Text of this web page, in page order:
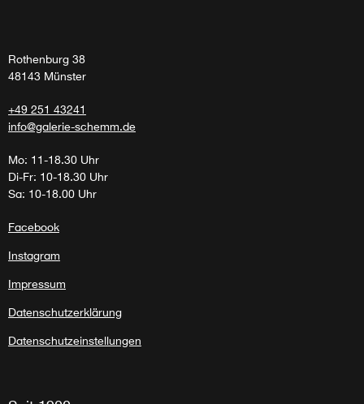
Rothenburg 38
48143 Münster
+49 251 43241
info@galerie-schemm.de
Mo: 11-18.30 Uhr
Di-Fr: 10-18.30 Uhr
Sa: 10-18.00 Uhr
Facebook
Instagram
Impressum
Datenschutzerklärung
Datenschutzeinstellungen